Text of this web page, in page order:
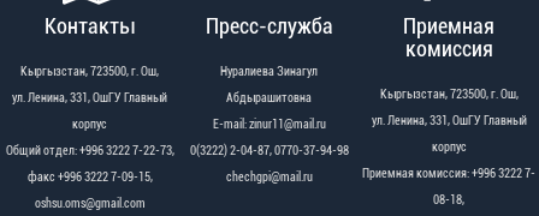
Контакты
Кыргызстан, 723500, г. Ош,
ул. Ленина, 331, ОшГУ Главный
корпус
Общий отдел: +996 3222 7-22-73,
факс +996 3222 7-09-15,
oshsu.oms@gmail.com
Пресс-служба
Нуралиева Зинагул
Абдырашитовна
Е-mail: zinur11@mail.ru
0(3222) 2-04-87, 0770-37-94-98
chechgpi@mail.ru
Приемная
комиссия
Кыргызстан, 723500, г. Ош,
ул. Ленина, 331, ОшГУ Главный
корпус
Приемная комиссия: +996 3222 7-
08-18,